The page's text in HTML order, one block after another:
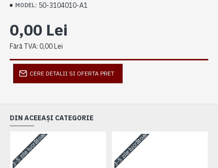
MODEL: 50-3104010-A1
0,00 Lei
Fără TVA: 0,00 Lei
CERE DETALII SI OFERTA PRET
DIN ACEEAȘI CATEGORIE
3-5 zile lucrătoare 3-5 zile lucrătoare